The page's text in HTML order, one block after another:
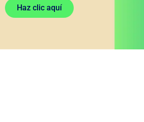
Haz clic aquí